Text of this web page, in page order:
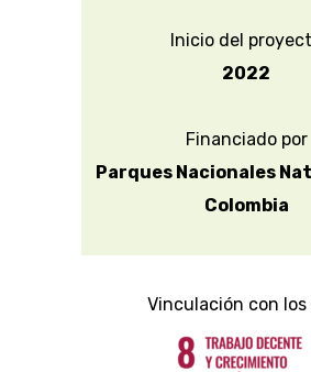
Inicio del
2022
Financiado por
Parques Nacionales
Colombia
Vinculación con los